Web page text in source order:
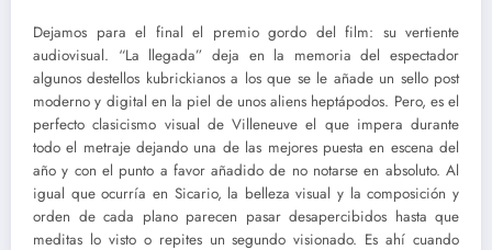
Dejamos para el final el premio gordo del film: su vertiente
audiovisual. “La llegada” deja en la memoria del espectador
algunos destellos kubrickianos a los que se le añade un sello post
moderno y digital en la piel de unos aliens heptápodos. Pero, es el
perfecto clasicismo visual de Villeneuve el que impera durante
todo el metraje dejando una de las mejores puesta en escena del
año y con el punto a favor añadido de no notarse en absoluto. Al
igual que ocurría en Sicario, la belleza visual y la composición y
orden de cada plano parecen pasar desapercibidos hasta que
meditas lo visto o repites un segundo visionado. Es ahí cuando